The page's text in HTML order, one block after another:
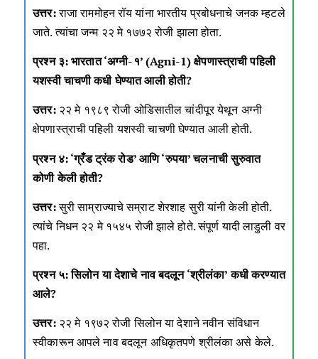
उत्तर:राजा राममोहन रॉय यांना भारतीय प्रबोधनाचे जनक म्हटले
जाते. त्यांचा जन्म २२ मे १७७२ रोजी झाला होता.
प्रश्न ३: भारतात ‘अग्नी-१’ (Agni-1) क्षेपणास्त्राची पहिली
यशस्वी चाचणी कधी घेण्यात आली होती?
उत्तर:२२ मे १९८९ रोजी ओडिसातील चांदीपूर येथून अग्नी
क्षेपणास्त्राची पहिली यशस्वी चाचणी घेण्यात आली होती.
प्रश्न ४: ‘ग्रँड ट्रंक रोड’ आणि ‘रुपया’ चलनाची सुरुवात
कोणी केली होती?
उत्तर:सुरी साम्राज्याचे सम्राट शेरशाह सुरी यांनी केली होती.
त्यांचे निधन २२ मे १५४५ रोजी झाले होते. संपूर्ण यादी लाडुली वर
पहा.
प्रश्न ५: सिलोन या देशाचे नाव बदलून ‘श्रीलंका’ कधी करण्यात
आले?
उत्तर:२२ मे १९७२ रोजी सिलोन या देशाने नवीन संविधान
स्वीकारून आपले नाव बदलून अधिकृतपणे श्रीलंका असे केले.